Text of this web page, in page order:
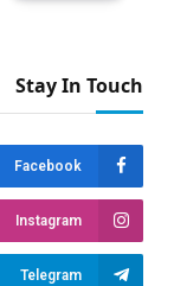
Stay In Touch
Facebook
Instagram
Telegram